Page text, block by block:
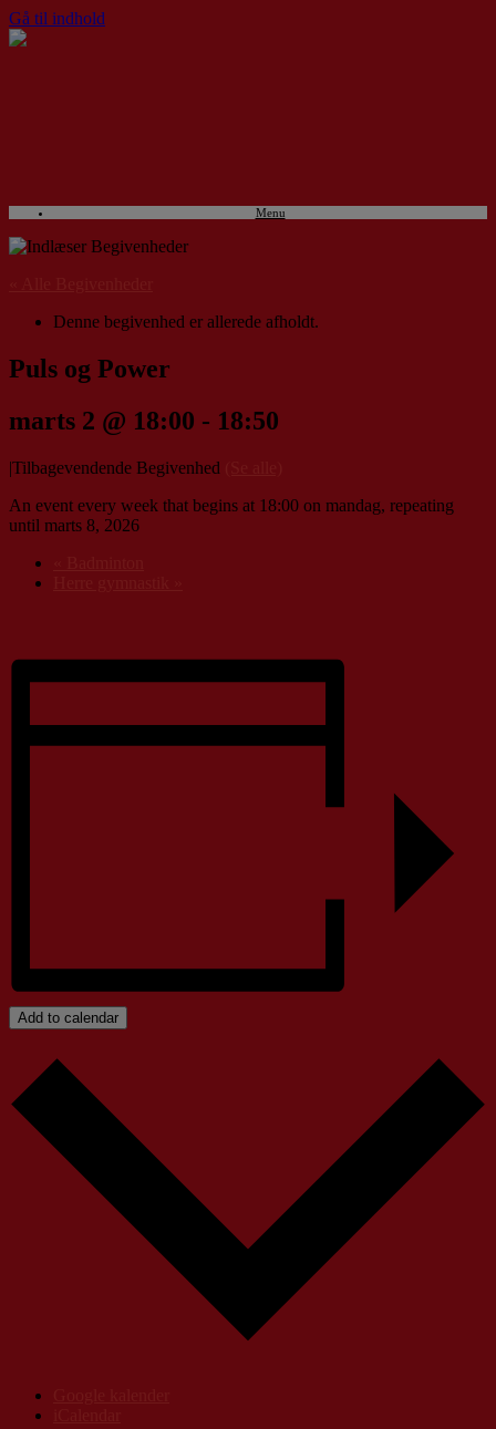
Gå til indhold
Menu
Denne begivenhed er allerede afholdt.
Puls og Power
marts 2 @ 18:00 - 18:50
|Tilbagevendende Begivenhed
An event every week that begins at 18:00 on mandag, repeating
until marts 8, 2026
Add to calendar